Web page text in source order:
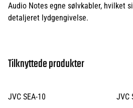
Audio Notes egne sølvkabler, hvilket
detaljeret lydgengivelse.
Tilknyttede produkter
JVC SEA-10
JVC